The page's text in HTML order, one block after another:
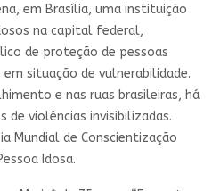
em Brasília, uma instituição
na capital federal,
de proteção de pessoas
situação de vulnerabilidade.
e nas ruas brasileiras, há
violências invisibilizadas.
Mundial de Conscientização
Idosa.